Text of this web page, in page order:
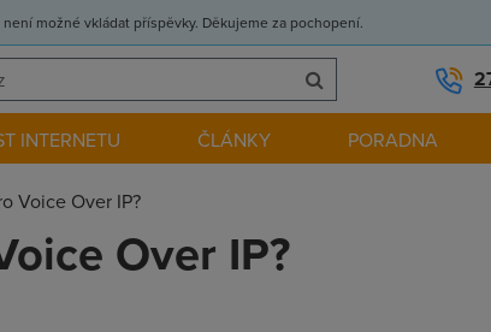
možné vkládat příspěvky. Děkujeme za pochopení.
INTERNETU ČLÁNKY PORADNA
Voice Over IP?
Over IP?